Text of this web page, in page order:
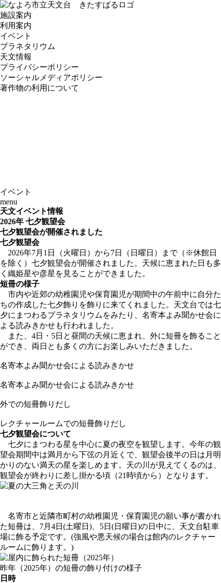
施設案内
利用案内
イベント
プラネタリウム
天文情報
プライバシーポリシー
ソーシャルメディアポリシー
著作物の利用について
イベント
menu
天文イベント情報
2026年 七夕観望会
七夕観望会が開催されました
七夕観望会
2026年7月1日（火曜日）から7日（日曜日）まで（※休館日
を除く）七夕観望会が開催されました。天候に恵まれた日も多
く織姫星や彦星を見ることができました。
短冊の様子
市内や近郊の幼稚園児や保育園児が期間中の午前中に自分た
ちの作成した七夕飾りを飾りに来てくれました。天文台では七
夕にまつわるプラネタリウムをみたり、名寄本よみ聞かせ会に
よる読みきかせも行われました。
また、4日・5日と昼間の天候に恵まれ、外に短冊を飾ること
ができ、両日とも多くの方にお楽しみいただきました。
名寄本よみ聞かせ会による読みきかせ
名寄本よみ聞かせ会による読みきかせ
外での短冊飾りだし
レクチャールームでの短冊飾りだし
七夕観望会について
七夕にまつわる星を中心に夏の夜空を観望します。今年の観
望会期間中は満月から下弦の月近くで、観望会後半の日は月明
かりのない満天の星を楽しめます。天の川が見えてくるのは、
観望会が終わりに差し掛かる頃（21時頃から）となります。
名寄市と近隣市町村の幼稚園児・保育園児の願い事が書かれ
た短冊は、7月4日(土曜日)、5日(日曜日)の日中に、天文台駐車
場に飾る予定です。(強風や悪天候の場合は館内のレクチャー
ルームに飾ります。)
昨年（2025年）の短冊の飾り付けの様子
日時